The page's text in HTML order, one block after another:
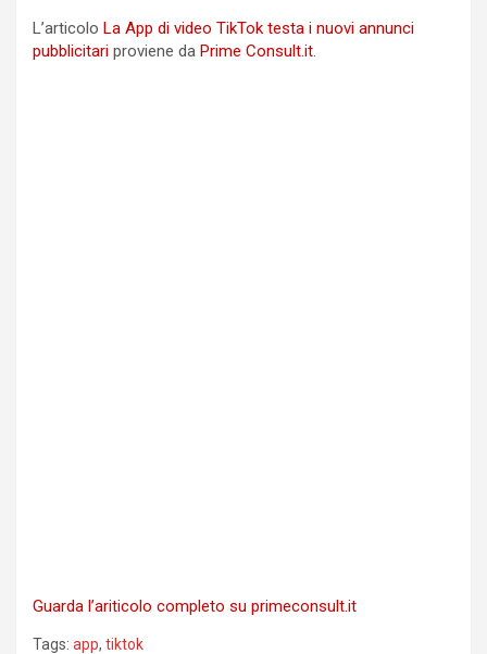
L’articolo La App di video TikTok testa i nuovi annunci
pubblicitari proviene da Prime Consult.it.
Guarda l’ariticolo completo su primeconsult.it
Tags: app, tiktok